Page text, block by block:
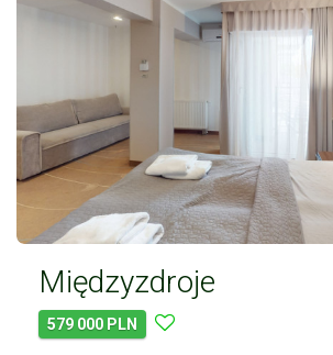
Międzyzdroje
579 000 PLN